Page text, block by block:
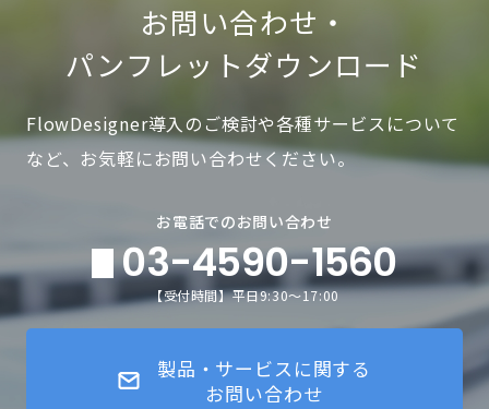
お問い合わせ・
パンフレットダウンロード
FlowDesigner導入のご検討や各種サービスについて
など、お気軽にお問い合わせください。
お電話でのお問い合わせ
03-4590-1560
【受付時間】平日9:30～17:00
製品・サービスに関する
お問い合わせ